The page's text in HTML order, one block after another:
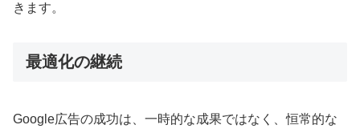
きます。
最適化の継続
Google広告の成功は、一時的な成果ではなく、恒常的な